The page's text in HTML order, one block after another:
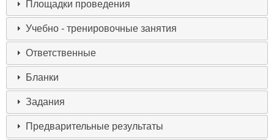
Площадки проведения
Учебно - тренировочные занятия
Ответственные
Бланки
Задания
Предварительные результаты